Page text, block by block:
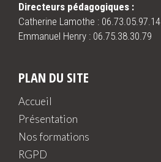
Directeurs pédagogiques :
Catherine Lamothe : 06.73.05.97.14
Emmanuel Henry : 06.75.38.30.79
PLAN DU SITE
Accueil
Présentation
Nos formations
RGPD